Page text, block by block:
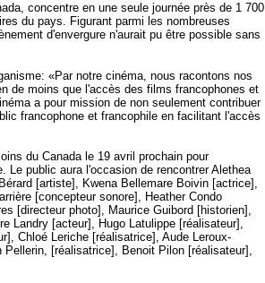
concentre en une seule journée près de 1 700
du pays. Figurant parmi les nombreuses
d'envergure n'aurait pu être possible sans
«Par notre cinéma, nous racontons nos
de moins que l'accès des films francophones et
a pour mission de non seulement contribuer
francophone et francophile en facilitant l'accès
du Canada le 19 avril prochain pour
public aura l'occasion de rencontrer Alethea
[artiste], Kwena Bellemare Boivin [actrice],
[concepteur sonore], Heather Condo
[directeur photo], Maurice Guibord [historien],
Landry [acteur], Hugo Latulippe [réalisateur],
Chloé Leriche [réalisatrice], Aude Leroux-
[réalisatrice], Benoit Pilon [réalisateur],